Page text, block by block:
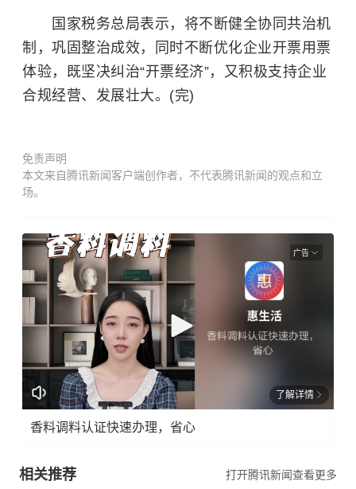
国家税务总局表示，将不断健全协同共治机
制，巩固整治成效，同时不断优化企业开票用票
体验，既坚决纠治“开票经济”，又积极支持企业
合规经营、发展壮大。(完)
免责声明
本文来自腾讯新闻客户端创作者，不代表腾讯新闻的观点和立
场。
广告
了解详情
香料调料认证快速办理，省心
相关推荐 打开腾讯新闻查看更多